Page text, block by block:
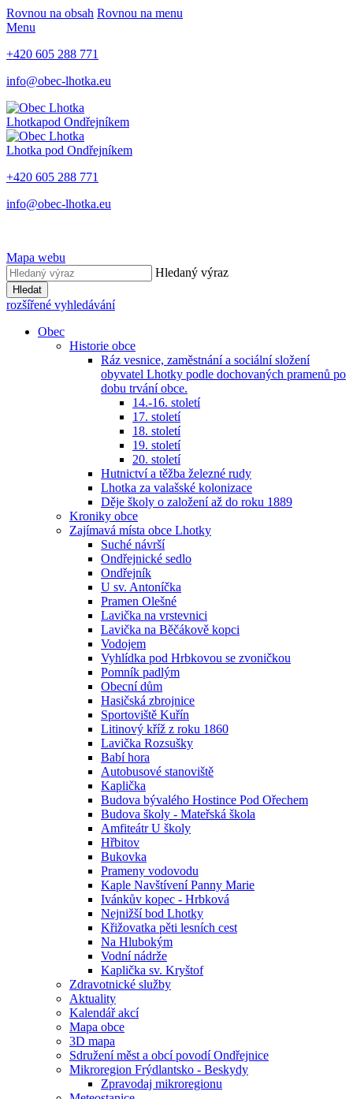
Rovnou na obsah Rovnou na menu
Menu
+420 605 288 771
info@obec-lhotka.eu
Lhotkapod Ondřejníkem
Lhotka pod Ondřejníkem
+420 605 288 771
info@obec-lhotka.eu
Mapa webu
Hledaný výraz
Hledat
rozšířené vyhledávání
Obec
Historie obce
Ráz vesnice, zaměstnání a sociální složení
obyvatel Lhotky podle dochovaných pramenů po
dobu trvání obce.
14.-16. století
17. století
18. století
19. století
20. století
Hutnictví a těžba železné rudy
Lhotka za valašské kolonizace
Děje školy o založení až do roku 1889
Kroniky obce
Zajímavá místa obce Lhotky
Suché návrší
Ondřejnické sedlo
Ondřejník
U sv. Antoníčka
Pramen Olešné
Lavička na vrstevnici
Lavička na Běčákově kopci
Vodojem
Vyhlídka pod Hrbkovou se zvoničkou
Pomník padlým
Obecní dům
Hasičská zbrojnice
Sportoviště Kuřín
Litinový kříž z roku 1860
Lavička Rozsušky
Babí hora
Autobusové stanoviště
Kaplička
Budova bývalého Hostince Pod Ořechem
Budova školy - Mateřská škola
Amfiteátr U školy
Hřbitov
Bukovka
Prameny vodovodu
Kaple Navštívení Panny Marie
Ivánkův kopec - Hrbková
Nejnižší bod Lhotky
Křižovatka pěti lesních cest
Na Hlubokým
Vodní nádrže
Kaplička sv. Kryštof
Zdravotnické služby
Aktuality
Kalendář akcí
Mapa obce
3D mapa
Sdružení měst a obcí povodí Ondřejnice
Mikroregion Frýdlantsko - Beskydy
Zpravodaj mikroregionu